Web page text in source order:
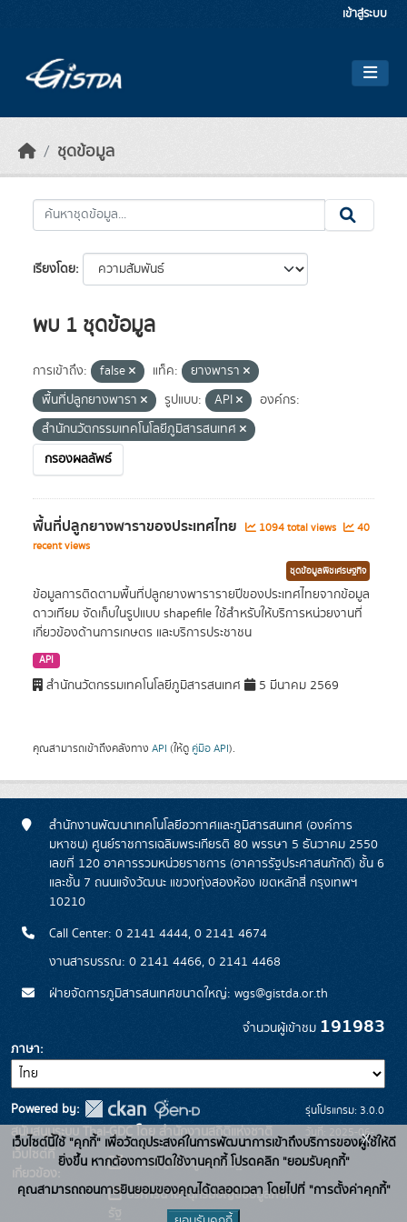
เข้าสู่ระบบ
ชุดข้อมูล
เรียงโดย
พบ 1 ชุดข้อมูล
การเข้าถึง: false แท็ค:
ยางพารา
พื้นที่ปลูกยางพารา
รูปแบบ: API
องค์กร:
สำนักนวัตกรรมเทคโนโลยีภูมิสารสนเทศ
กรองผลลัพธ์
พื้นที่ปลูกยางพาราของประเทศไทย 1094 total views
40
recent views
ชุดข้อมูลพืชเศรษฐกิจ
ข้อมูลการติดตามพื้นที่ปลูกยางพารารายปีของประเทศไทยจากข้อมูล
ดาวเทียม จัดเก็บในรูปแบบ shapefile ใช้สำหรับให้บริการหน่วยงานที่
เกี่ยวข้องด้านการเกษตร และบริการประชาชน
API
สำนักนวัตกรรมเทคโนโลยีภูมิสารสนเทศ 5 มีนาคม 2569
คุณสามารถเข้าถึงคลังทาง API (ให้ดู คู่มือ API).
สำนักงานพัฒนาเทคโนโลยีอวกาศและภูมิสารสนเทศ (องค์การ
มหาชน) ศูนย์ราชการเฉลิมพระเกียรติ 80 พรรษา 5 ธันวาคม 2550
เลขที่ 120 อาคารรวมหน่วยราชการ (อาคารรัฐประศาสนภักดี) ชั้น 6
และชั้น 7 ถนนแจ้งวัฒนะ แขวงทุ่งสองห้อง เขตหลักสี่ กรุงเทพฯ
10210
Call Center: 0 2141 4444, 0 2141 4674
งานสารบรรณ: 0 2141 4466, 0 2141 4468
ฝ่ายจัดการภูมิสารสนเทศขนาดใหญ่: wgs@gistda.or.th
จำนวนผู้เข้าชม 191983
ภาษา
Powered by:
สนับสนุนระบบ Thai-GDC โดย สำนักงานสถิติแห่งชาติ
เว็บไซต์ที่
เกี่ยวข้อง:
ระบบบัญชีข้อมูลภาครัฐ
บริการนามานุกรมบัญชีข้อมูลภาค
รุ่นโปรแกรม: 3.0.0
วันที่: 2025-06-
26
เว็บไซต์นี้ใช้ "คุกกี้" เพื่อวัตถุประสงค์ในการพัฒนาการเข้าถึงบริการของผู้ใช้ให้ดี
ยิ่งขึ้น หากต้องการเปิดใช้งานคุกกี้ โปรดคลิก "ยอมรับคุกกี้"
คุณสามารถถอนการยินยอมของคุณได้ตลอดเวลา โดยไปที่ "การตั้งค่าคุกกี้"
x